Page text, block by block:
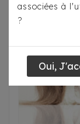
associées à
?